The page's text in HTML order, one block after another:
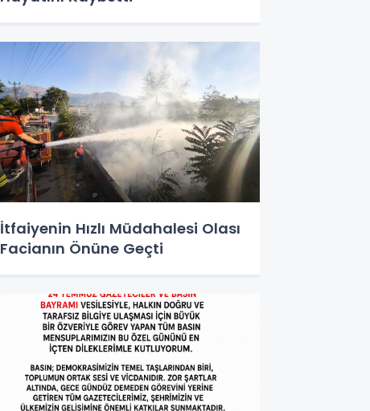
İtfaiyenin Hızlı Müdahalesi Olası
Facianın Önüne Geçti